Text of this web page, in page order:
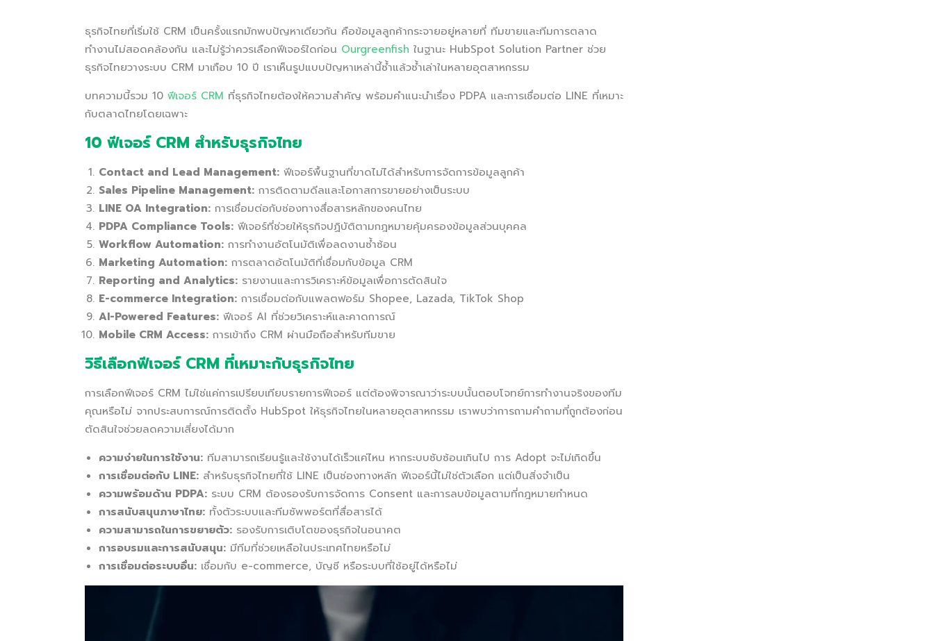
ธุรกิจไทยที่เริ่มใช้ CRM เป็นครั้งแรกมักพบปัญหาเดียวกัน คือข้อมูลลูกค้ากระจายอยู่หลายที่ ทีมขายและทีมการตลาด
ทำงานไม่สอดคล้องกัน และไม่รู้ว่าควรเลือกฟีเจอร์ใดก่อน Ourgreenfish ในฐานะ HubSpot Solution Partner ช่วย
ธุรกิจไทยวางระบบ CRM มาเกือบ 10 ปี เราเห็นรูปแบบปัญหาเหล่านี้ซ้ำแล้วซ้ำเล่าในหลายอุตสาหกรรม
บทความนี้รวม 10 ฟีเจอร์ CRM ที่ธุรกิจไทยต้องให้ความสำคัญ พร้อมคำแนะนำเรื่อง PDPA และการเชื่อมต่อ LINE ที่เหมาะ
กับตลาดไทยโดยเฉพาะ
10 ฟีเจอร์ CRM สำหรับธุรกิจไทย
Contact and Lead Management: ฟีเจอร์พื้นฐานที่ขาดไม่ได้สำหรับการจัดการข้อมูลลูกค้า
Sales Pipeline Management: การติดตามดีลและโอกาสการขายอย่างเป็นระบบ
LINE OA Integration: การเชื่อมต่อกับช่องทางสื่อสารหลักของคนไทย
PDPA Compliance Tools: ฟีเจอร์ที่ช่วยให้ธุรกิจปฏิบัติตามกฎหมายคุ้มครองข้อมูลส่วนบุคคล
Workflow Automation: การทำงานอัตโนมัติเพื่อลดงานซ้ำซ้อน
Marketing Automation: การตลาดอัตโนมัติที่เชื่อมกับข้อมูล CRM
Reporting and Analytics: รายงานและการวิเคราะห์ข้อมูลเพื่อการตัดสินใจ
E-commerce Integration: การเชื่อมต่อกับแพลตฟอร์ม Shopee, Lazada, TikTok Shop
AI-Powered Features: ฟีเจอร์ AI ที่ช่วยวิเคราะห์และคาดการณ์
Mobile CRM Access: การเข้าถึง CRM ผ่านมือถือสำหรับทีมขาย
วิธีเลือกฟีเจอร์ CRM ที่เหมาะกับธุรกิจไทย
การเลือกฟีเจอร์ CRM ไม่ใช่แค่การเปรียบเทียบรายการฟีเจอร์ แต่ต้องพิจารณาว่าระบบนั้นตอบโจทย์การทำงานจริงของทีม
คุณหรือไม่ จากประสบการณ์การติดตั้ง HubSpot ให้ธุรกิจไทยในหลายอุตสาหกรรม เราพบว่าการถามคำถามที่ถูกต้องก่อน
ตัดสินใจช่วยลดความเสี่ยงได้มาก
ความง่ายในการใช้งาน: ทีมสามารถเรียนรู้และใช้งานได้เร็วแค่ไหน หากระบบซับซ้อนเกินไป การ Adopt จะไม่เกิดขึ้น
การเชื่อมต่อกับ LINE: สำหรับธุรกิจไทยที่ใช้ LINE เป็นช่องทางหลัก ฟีเจอร์นี้ไม่ใช่ตัวเลือก แต่เป็นสิ่งจำเป็น
ความพร้อมด้าน PDPA: ระบบ CRM ต้องรองรับการจัดการ Consent และการลบข้อมูลตามที่กฎหมายกำหนด
การสนับสนุนภาษาไทย: ทั้งตัวระบบและทีมซัพพอร์ตที่สื่อสารได้
ความสามารถในการขยายตัว: รองรับการเติบโตของธุรกิจในอนาคต
การอบรมและการสนับสนุน: มีทีมที่ช่วยเหลือในประเทศไทยหรือไม่
การเชื่อมต่อระบบอื่น: เชื่อมกับ e-commerce, บัญชี หรือระบบที่ใช้อยู่ได้หรือไม่